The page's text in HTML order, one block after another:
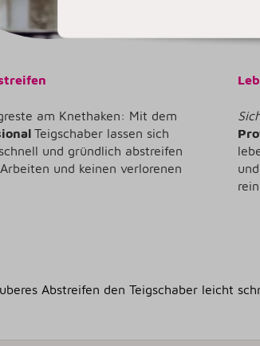
am Knethaken: Mit dem
Teigschaber lassen sich
und gründlich abstreifen
und keinen verlorenen
Abstreifen den Teigschaber leicht